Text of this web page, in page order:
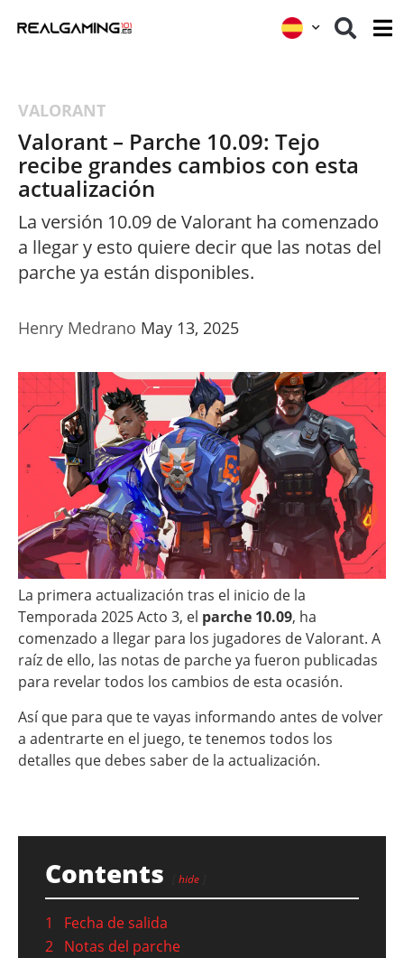
VALORANT
Valorant – Parche 10.09: Tejo
recibe grandes cambios con esta
actualización
La versión 10.09 de Valorant ha comenzado
a llegar y esto quiere decir que las notas del
parche ya están disponibles.
Henry Medrano May 13, 2025
La primera actualización tras el inicio de la
Temporada 2025 Acto 3, el parche 10.09, ha
comenzado a llegar para los jugadores de Valorant. A
raíz de ello, las notas de parche ya fueron publicadas
para revelar todos los cambios de esta ocasión.
Así que para que te vayas informando antes de volver
a adentrarte en el juego, te tenemos todos los
detalles que debes saber de la actualización.
Contents hide
1
Fecha de salida
2 Notas del parche